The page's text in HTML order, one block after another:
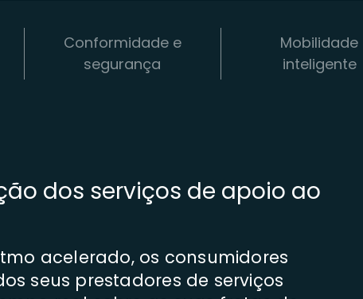
Conformidade e
segurança
Mobilidade
inteligente
dos serviços de apoio ao
acelerado, os consumidores
seus prestadores de serviços